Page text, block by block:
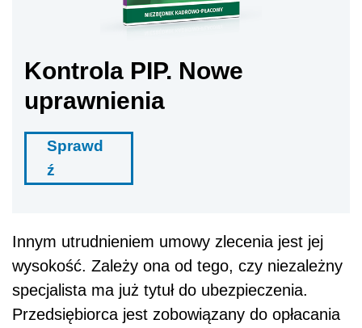
Kontrola PIP. Nowe
uprawnienia
Sprawd
ź
Innym utrudnieniem umowy zlecenia jest jej
wysokość. Zależy ona od tego, czy niezależny
specjalista ma już tytuł do ubezpieczenia.
Przedsiębiorca jest zobowiązany do opłacania